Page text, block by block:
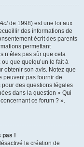
de 1998) est une loi aux
des informations de
écrit des parents
permettant
n’êtes pas sûr que cela
que quelqu’un le fait à
obtenir son avis. Notez que
peuvent pas fournir de
des questions légales
dans la question « Qui
ce forum ? ».
pas !
la création de